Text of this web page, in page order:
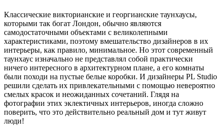
Классические викторианские и георгианские таунхаусы,
которыми так богат Лондон, обычно являются
самодостаточными объектами с великолепными
характеристиками, поэтому вмешательство дизайнеров в их
интерьеры, как правило, минимальное. Но этот современный
таунхаус изначально не представлял собой практически
ничего интересного в архитектурном плане, а его комнаты
были походи на пустые белые коробки. И дизайнеры PL Studio
решили сделать их привлекательными с помощью невероятно
смелых красок и неожиданных сочетаний. Глядя на
фотографии этих эклектичных интерьеров, иногда сложно
поверить, что это действительно реальный дом и тут живут
люди!